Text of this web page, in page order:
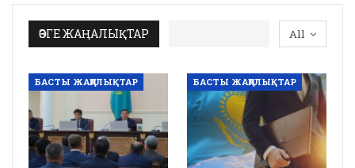
All
ӨЗГЕ ЖАҢАЛЫҚТАР
БАСТЫ ЖАҢАЛЫҚТАР БАСТЫ ЖАҢАЛЫҚТАР